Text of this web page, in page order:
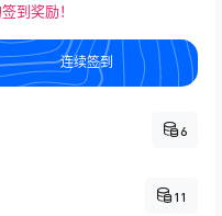
到奖励！
连续签到
6
11